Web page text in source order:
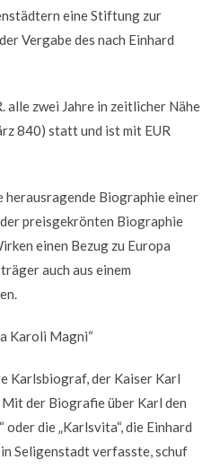
eine Stiftung zur
Vergabe des nach Einhard
alle zwei Jahre in zeitlicher Nähe
840) statt und ist mit EUR
Biographie einer
preisgekrönten Biographie
einen Bezug zu Europa
auch aus einem
Karoli Magni“
Karlsbiograf, der Kaiser Karl
der Biografie über Karl den
die „Karlsvita“, die Einhard
Seligenstadt verfasste, schuf